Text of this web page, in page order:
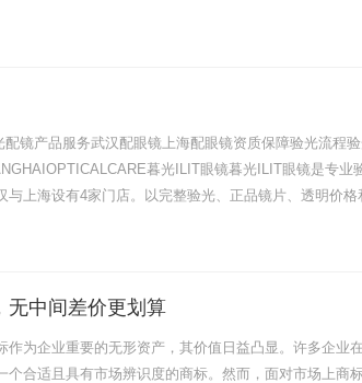
镜产品服务武汉配眼镜上海配眼镜资质保障验光流程
暮光ILIT眼镜暮光ILIT眼镜是专业
上海设有4家门店。以完整验光、正品镜片、透明价格
无中间差价更划算
为企业重要的无形资产，其价值日益凸显。许多企业
个合适且具有市场辨识度的商标。然而，面对市场上商